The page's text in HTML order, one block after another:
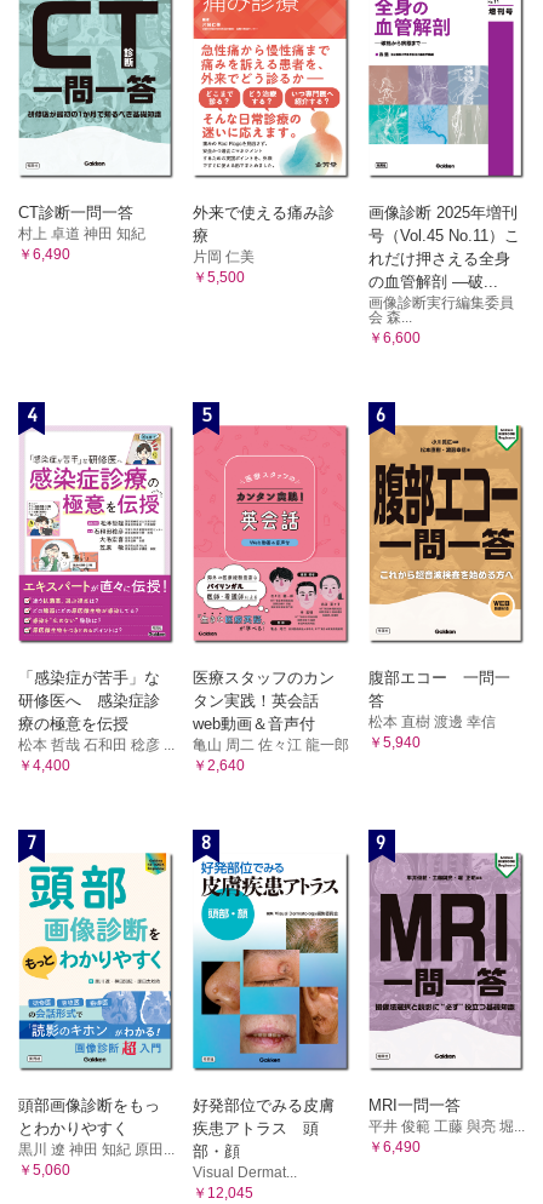
CT診断一問一答
村上 卓道 神田 知紀
￥6,490
外来で使える痛み診
療
片岡 仁美
￥5,500
画像診断 2025年増刊
号（Vol.45 No.11）こ
れだけ押さえる全身
の血管解剖 ―破...
画像診断実行編集委員
会 森...
￥6,600
4
「感染症が苦手」な
研修医へ 感染症診
療の極意を伝授
松本 哲哉 石和田 稔彦 ...
￥4,400
5
医療スタッフのカン
タン実践！英会話
web動画＆音声付
亀山 周二 佐々江 龍一郎
￥2,640
6
腹部エコー 一問一
答
松本 直樹 渡邊 幸信
￥5,940
7
頭部画像診断をもっ
とわかりやすく
黒川 遼 神田 知紀 原田...
￥5,060
8
好発部位でみる皮膚
疾患アトラス 頭
部・顔
Visual Dermat...
￥12,045
9
MRI一問一答
平井 俊範 工藤 與亮 堀...
￥6,490